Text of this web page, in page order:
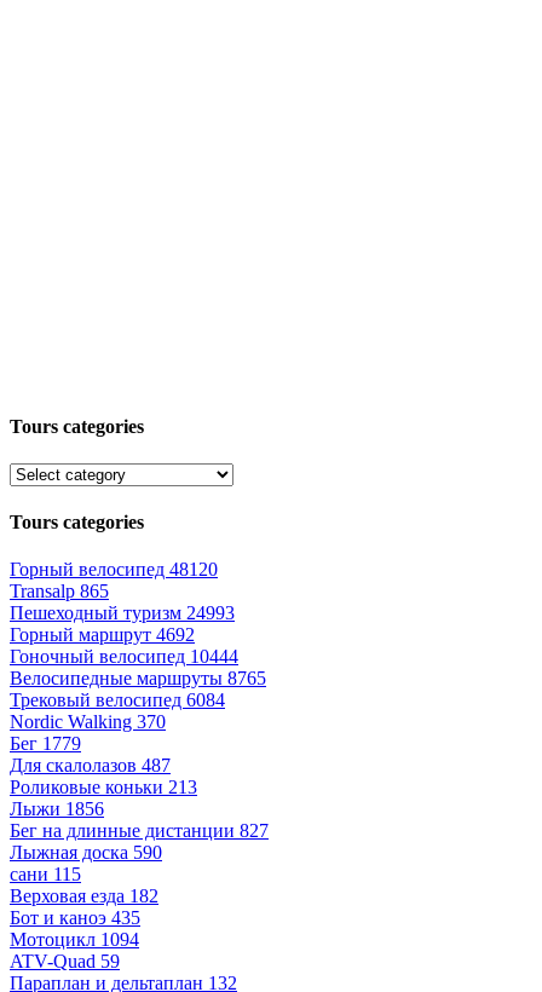
Tours categories
Tours categories
Горный велосипед 48120
Transalp 865
Пешеходный туризм 24993
Горный маршрут 4692
Гоночный велосипед 10444
Велосипедные маршруты 8765
Трековый велосипед 6084
Nordic Walking 370
Бег 1779
Для скалолазов 487
Роликовые коньки 213
Лыжи 1856
Бег на длинные дистанции 827
Лыжная доска 590
сани 115
Верховая езда 182
Бот и каноэ 435
Мотоцикл 1094
ATV-Quad 59
Параплан и дельтаплан 132